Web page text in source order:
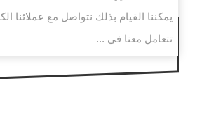
يمكننا القيام بذلك نتواصل مع عملائنا
تتعامل معنا في ...